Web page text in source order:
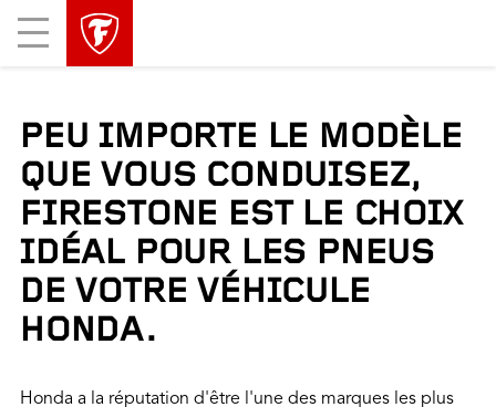
Mobile
Menu
skipped
PEU IMPORTE LE MODÈLE
QUE VOUS CONDUISEZ,
FIRESTONE EST LE CHOIX
IDÉAL POUR LES PNEUS
DE VOTRE VÉHICULE
HONDA.
Honda a la réputation d'être l'une des marques les plus